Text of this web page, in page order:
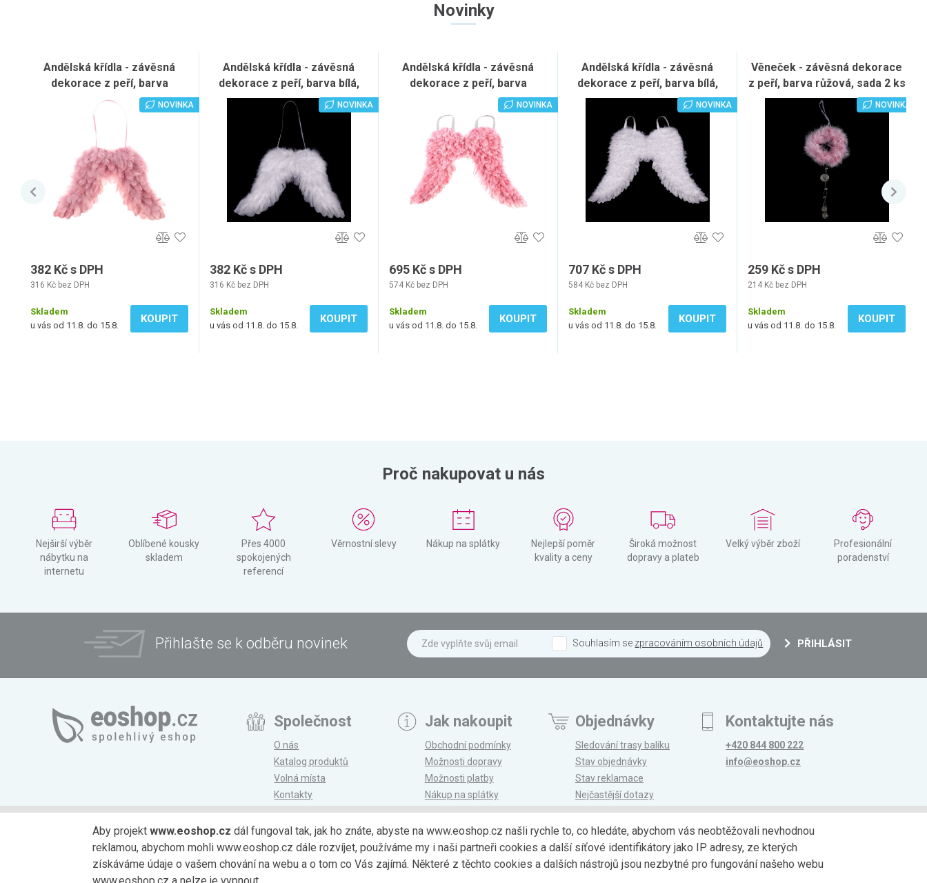
Novinky
Andělská křídla - závěsná
dekorace z peří, barva
růžová, sada 4 ks NOVINKA
382 Kč s DPH
316 Kč bez DPH
Skladem
u vás od 11.8. do 15.8.
KOUPIT
Andělská křídla - závěsná
dekorace z peří, barva bílá,
sada 4 ks
NOVINKA
382 Kč s DPH
316 Kč bez DPH
Skladem
u vás od 11.8. do 15.8.
KOUPIT
Andělská křídla - závěsná
dekorace z peří, barva
růžová, sada 2 ks NOVINKA
695 Kč s DPH
574 Kč bez DPH
Skladem
u vás od 11.8. do 15.8.
KOUPIT
Andělská křídla - závěsná
dekorace z peří, barva bílá,
sada 2 ks
NOVINKA
707 Kč s DPH
584 Kč bez DPH
Skladem
u vás od 11.8. do 15.8.
KOUPIT
Věneček - závěsná dekorace
z peří, barva růžová, sada 2 ks
NOVINKA
259 Kč s DPH
214 Kč bez DPH
Skladem
u vás od 11.8. do 15.8.
KOUPIT
Proč nakupovat u nás
Nejširší výběr
nábytku na
internetu
Oblíbené kousky
skladem
Přes 4000
spokojených
referencí
Věrnostní slevy Nákup na splátky
Nejlepší poměr
kvality a ceny
Široká možnost
dopravy a plateb
Velký výběr zboží
Profesionální
poradenství
Přihlašte se k odběru novinek Souhlasím se zpracováním osobních údajů PŘIHLÁSIT
Společnost
O nás
Katalog produktů
Volná místa
Kontakty
Magazín
Jak nakoupit
Obchodní podmínky
Možnosti dopravy
Možnosti platby
Nákup na splátky
Reklamace a vrácení
Objednávky
Sledování trasy balíku
Stav objednávky
Stav reklamace
Nejčastější dotazy
Kontaktujte nás
+420 844 800 222
info@eoshop.cz
Možnosti platby Možnosti dopravy Partneři
Aby projektwww.eoshop.cz dál fungoval tak, jak ho znáte, abyste na www.eoshop.cz našli rychle to, co hledáte, abychom vás neobtěžovali nevhodnou
reklamou, abychom mohli www.eoshop.cz dále rozvíjet, používáme my i naši partneři cookies a další síťové identifikátory jako IP adresy, ze kterých
získáváme údaje o vašem chování na webu a o tom co Vás zajímá. Některé z těchto cookies a dalších nástrojů jsou nezbytné pro fungování našeho webu